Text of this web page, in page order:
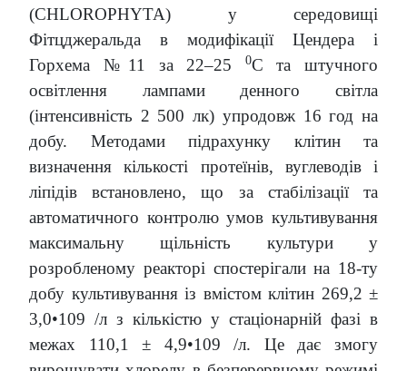
(CHLOROPHYTA) у середовищі
Фітцджеральда в модифікації Цендера і
Горхема №11 за 22–25
0С та штучного
освітлення лампами денного світла
(інтенсивність 2 500 лк) упродовж 16 год на
добу. Методами підрахунку клітин та
визначення кількості протеїнів, вуглеводів і
ліпідів встановлено, що за стабілізації та
автоматичного контролю умов культивування
максимальну щільність культури у
розробленому реакторі спостерігали на 18-ту
добу культивування із вмістом клітин 269,2 ±
3,0•109 /л з кількістю у стаціонарній фазі в
межах 110,1 ± 4,9•109 /л. Це дає змогу